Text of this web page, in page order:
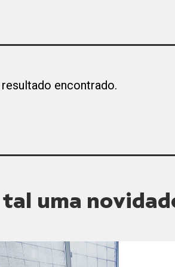
resultado encontrado.
tal uma